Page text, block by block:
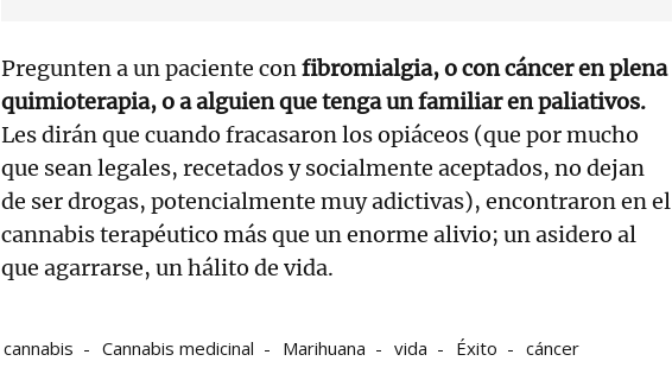
Pregunten a un paciente confibromialgia, o con cáncer en plena
quimioterapia, o a alguien que tenga un familiar en paliativos.
Les dirán que cuando fracasaron los opiáceos (que por mucho
que sean legales, recetados y socialmente aceptados, no dejan
de ser drogas, potencialmente muy adictivas), encontraron en el
cannabis terapéutico más que un enorme alivio; un asidero al
que agarrarse, un hálito de vida.
cannabis Cannabis medicinal Marihuana vida Éxito cáncer